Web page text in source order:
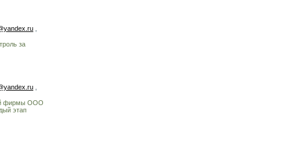
за
фирмы ООО
этап